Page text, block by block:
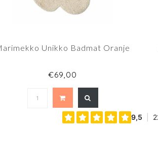
Unikko Badmat Oranje
€69,00